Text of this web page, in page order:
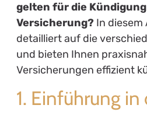
gelten für die
Versicherung?In diesem
detailliert auf die
und bieten Ihnen
Versicherungen effizient
1. Einführung in